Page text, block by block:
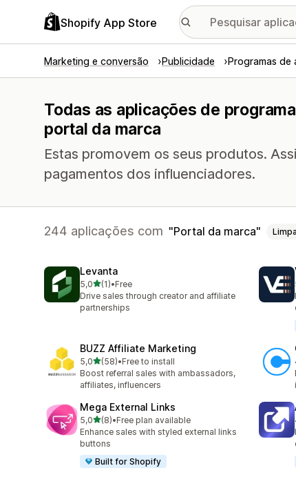
Shopify App Store
Marketing e conversão Publicidade Programas de
Todas as aplicações de
portal da marca
Estas promovem os seus produtos.
pagamentos dos influenciadores.
244 aplicações com Portal da marca
Levanta
5,0de 5 estrelas
(1)
1 total de avaliações
•Free
Drive sales through creator and affiliate
partnerships
BUZZ Affiliate Marketing
5,0de 5 estrelas
(58)
58 total de avaliações
•Free to install
Boost referral sales with ambassadors,
affiliates, influencers
Mega External Links
5,0de 5 estrelas
(8)
8 total de avaliações
•Free plan available
Enhance sales with styled external links
buttons
Built for Shopify